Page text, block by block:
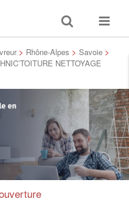
Toggle
search
Toggle
> Rhône-Alpes > Savoie >
NETTOYAGE